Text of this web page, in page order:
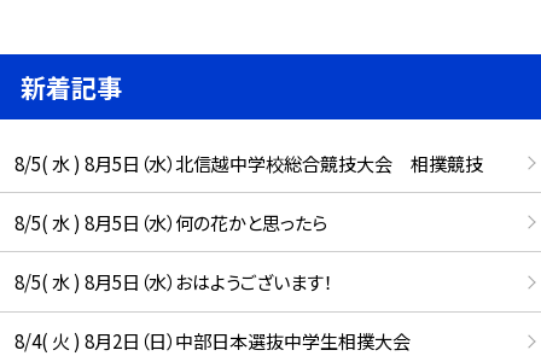
新着記事
8/5( 水 ) 8月5日（水）北信越中学校総合競技大会 相撲競技
8/5( 水 ) 8月5日（水）何の花かと思ったら
8/5( 水 ) 8月5日（水）おはようございます！
8/4( 火 ) 8月2日（日）中部日本選抜中学生相撲大会